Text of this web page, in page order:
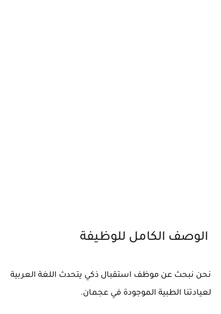
الوصف الكامل للوظيفة
نحن نبحث عن موظف استقبال ذكي يتحدث اللغة العربية
لعيادتنا الطبية الموجودة في عجمان.